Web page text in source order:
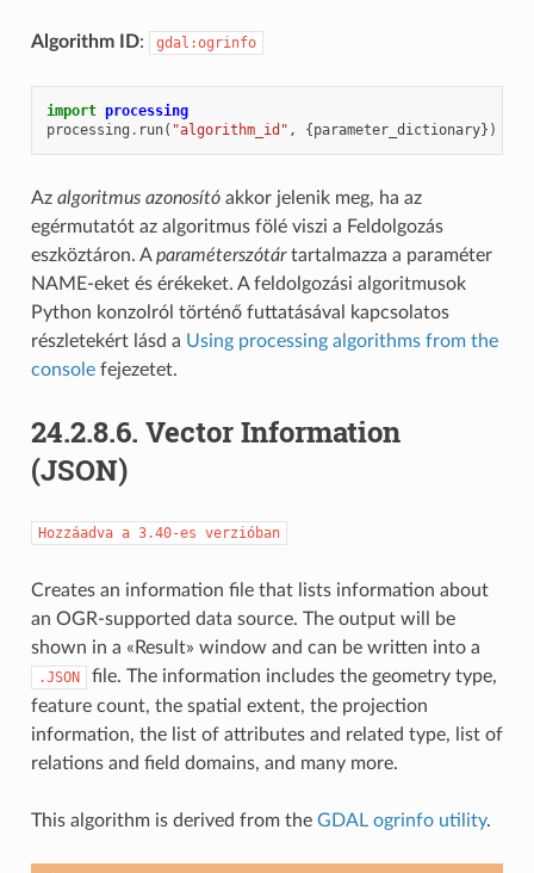
Algorithm ID: gdal:ogrinfo
import processing
processing . run( "algorithm_id" , {parameter_dictionary})
Az algoritmus azonosítóakkor jelenik meg, ha az
egérmutatót az algoritmus fölé viszi a Feldolgozás
eszköztáron. Aparaméterszótártartalmazza a paraméter
NAME-eket és érékeket. A feldolgozási algoritmusok
Python konzolról történő futtatásával kapcsolatos
részletekért lásd a Using processing algorithms from the
consolefejezetet.
24.2.8.6. Vector Information
(JSON)
Hozzáadva a 3.40-es verzióban
Creates an information file that lists information about
an OGR-supported data source. The output will be
shown in a «Result» window and can be written into a
.JSON
file. The information includes the geometry type,
feature count, the spatial extent, the projection
information, the list of attributes and related type, list of
relations and field domains, and many more.
This algorithm is derived from the GDAL ogrinfo utility.